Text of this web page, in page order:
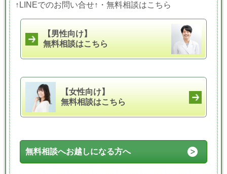
↑LINEでのお問い合せ↑・無料相談はこちら
【男性向け】
無料相談はこちら
【女性向け】
無料相談はこちら
無料相談へお越しになる方へ